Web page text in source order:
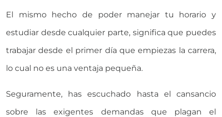
El mismo hecho de poder manejar tu horario y
estudiar desde cualquier parte, significa que puedes
trabajar desde el primer día que empiezas la carrera,
lo cual no es una ventaja pequeña.
Seguramente, has escuchado hasta el cansancio
sobre las exigentes demandas que plagan el